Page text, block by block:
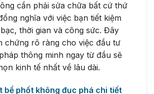
cần phải sửa chữa bất cứ thứ
nghĩa với việc bạn tiết kiệm
thời gian và công sức. Đây
chứng rõ ràng cho việc đầu tư
thông minh ngay từ đầu sẽ
kinh tế nhất về lâu dài.
bể phốt không đục phá chi tiết